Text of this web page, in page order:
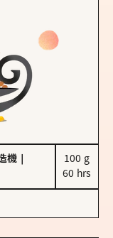
機
100 g
60 hrs